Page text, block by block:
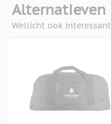
Alternatieven
Wellicht ook interessant